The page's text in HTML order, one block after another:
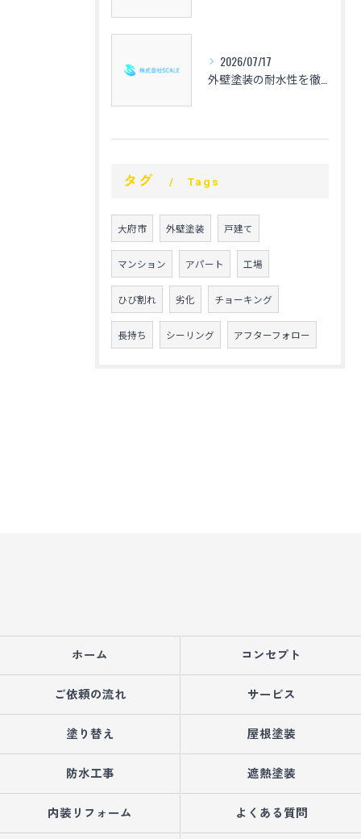
2026/07/17
タグ Tags
大府市 外壁塗装 戸建て
マンション アパート 工場
ひび割れ 劣化 チョーキング
長持ち シーリング アフターフォロー
ホーム コンセプト
ご依頼の流れ サービス
塗り替え 屋根塗装
防水工事 遮熱塗装
内装リフォーム よくある質問